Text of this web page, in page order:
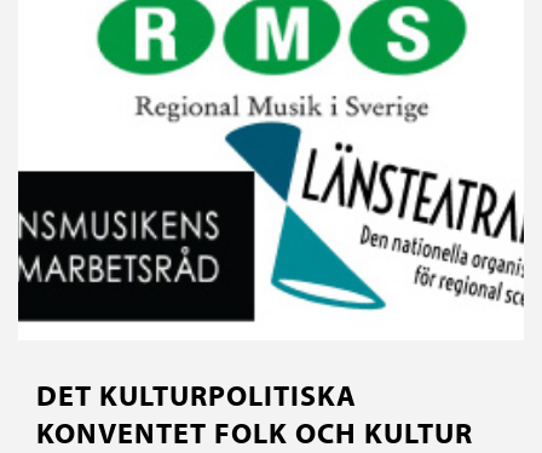
DET KULTURPOLITISKA
KONVENTET FOLK OCH KULTUR